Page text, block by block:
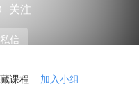
关注
私信
课程
加入小组